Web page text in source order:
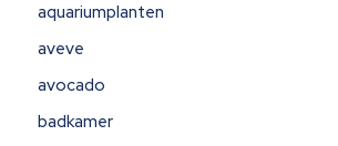
aquariumplanten
aveve
avocado
badkamer